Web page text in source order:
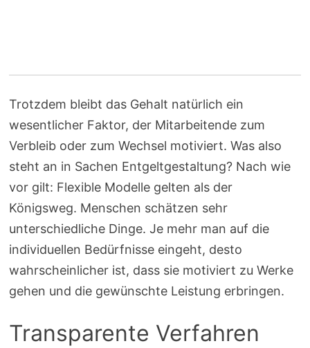
Trotzdem bleibt das Gehalt natürlich ein
wesentlicher Faktor, der Mitarbeitende zum
Verbleib oder zum Wechsel motiviert. Was also
steht an in Sachen Entgeltgestaltung? Nach wie
vor gilt: Flexible Modelle gelten als der
Königsweg. Menschen schätzen sehr
unterschiedliche Dinge. Je mehr man auf die
individuellen Bedürfnisse eingeht, desto
wahrscheinlicher ist, dass sie motiviert zu Werke
gehen und die gewünschte Leistung erbringen.
Transparente Verfahren